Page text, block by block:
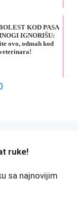
KOD PASA
IGNORIŠU:
ovo, odmah kod
ruke!
sa najnovijim